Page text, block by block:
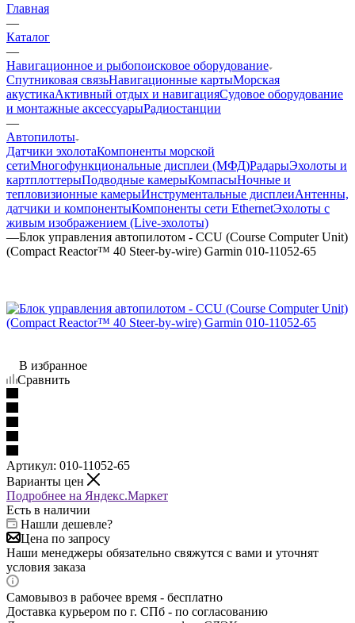
Главная
—
Каталог
—
Навигационное и рыбопоисковое оборудование
Спутниковая связьНавигационные картыМорская
акустикаАктивный отдых и навигацияСудовое оборудование
и монтажные аксессуарыРадиостанции
—
Автопилоты
Датчики эхолотаКомпоненты морской
сетиМногофункциональные дисплеи (МФД)РадарыЭхолоты и
картплоттерыПодводные камерыКомпасыНочные и
тепловизионные камерыИнструментальные дисплеиАнтенны,
датчики и компонентыКомпоненты сети EthernetЭхолоты с
живым изображением (Live-эхолоты)
—Блок управления автопилотом - CCU (Course Computer Unit)
(Compact Reactor™ 40 Steer-by-wire) Garmin 010-11052-65
В избранное
Сравнить
Артикул: 010-11052-65
Варианты цен
Подробнее на Яндекс.Маркет
Есть в наличии
Нашли дешевле?
Цена по запросу
Наши менеджеры обязательно свяжутся с вами и уточнят
условия заказа
Самовывоз в рабочее время - бесплатно
Доставка курьером по г. СПб - по согласованию